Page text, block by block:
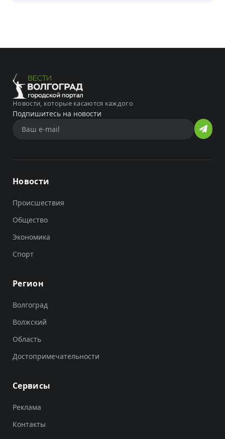
Новости, которые касаются каждого
Подпишитесь на новости
Новости
Происшествия
Общество
Экономика
Спорт
Регион
Волгоград
Волжский
Область
Достопримечательности
Сервисы
Реклама
Контакты